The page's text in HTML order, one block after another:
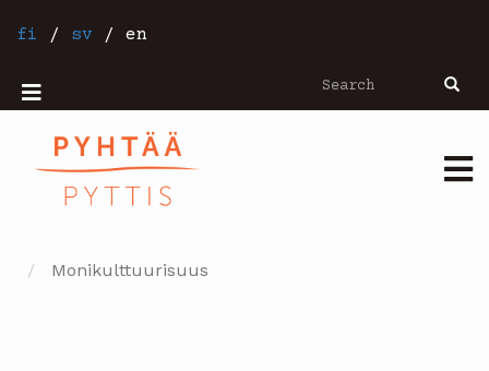
fi / sv / en
Search
Mobiilivalikko
Monikulttuurisuus